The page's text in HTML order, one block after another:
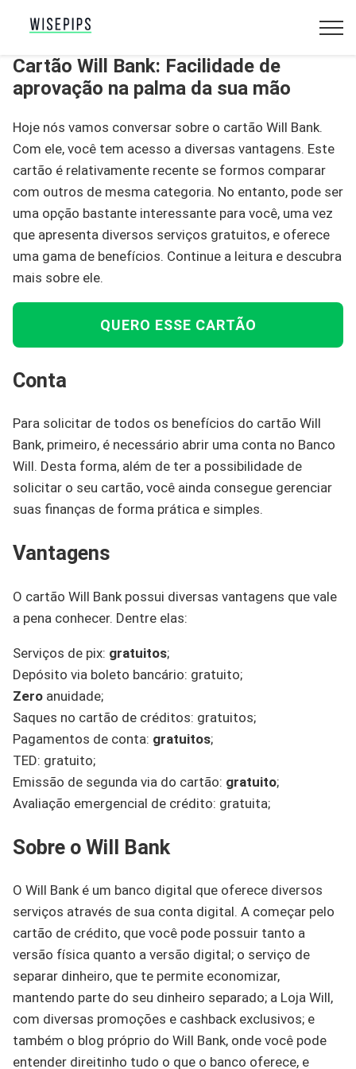
Cartão Will Bank: Facilidade de
aprovação na palma da sua mão
Hoje nós vamos conversar sobre o cartão Will Bank.
Com ele, você tem acesso a diversas vantagens. Este
cartão é relativamente recente se formos comparar
com outros de mesma categoria. No entanto, pode ser
uma opção bastante interessante para você, uma vez
que apresenta diversos serviços gratuitos, e oferece
uma gama de benefícios. Continue a leitura e descubra
mais sobre ele.
QUERO ESSE CARTÃO
Conta
Para solicitar de todos os benefícios do cartão Will
Bank, primeiro, é necessário abrir uma conta no Banco
Will. Desta forma, além de ter a possibilidade de
solicitar o seu cartão, você ainda consegue gerenciar
suas finanças de forma prática e simples.
Vantagens
O cartão Will Bank possui diversas vantagens que vale
a pena conhecer. Dentre elas:
Serviços de pix: gratuitos;
Depósito via boleto bancário: gratuito;
Zero anuidade;
Saques no cartão de créditos: gratuitos;
Pagamentos de conta: gratuitos;
TED: gratuito;
Emissão de segunda via do cartão: gratuito;
Avaliação emergencial de crédito: gratuita;
Sobre o Will Bank
O Will Bank é um banco digital que oferece diversos
serviços através de sua conta digital. A começar pelo
cartão de crédito, que você pode possuir tanto a
versão física quanto a versão digital; o serviço de
separar dinheiro, que te permite economizar,
mantendo parte do seu dinheiro separado; a Loja Will,
com diversas promoções e cashback exclusivos; e
também o blog próprio do Will Bank, onde você pode
entender direitinho tudo o que o banco oferece, e